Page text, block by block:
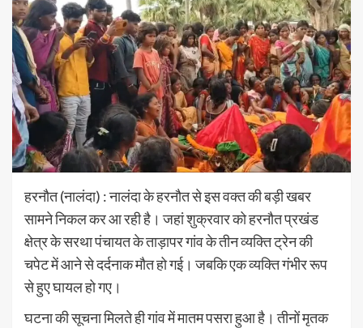
हरनौत (नालंदा) : नालंदा के हरनौत से इस वक्त की बड़ी खबर
सामने निकल कर आ रही है। जहां शुक्रवार को हरनौत प्रखंड
क्षेत्र के सरथा पंचायत के ताड़ापर गांव के तीन व्यक्ति ट्रेन की
चपेट में आने से दर्दनाक मौत हो गई। जबकि एक व्यक्ति गंभीर रूप
से हुए घायल हो गए।
घटना की सूचना मिलते ही गांव में मातम पसरा हुआ है। तीनों मृतक